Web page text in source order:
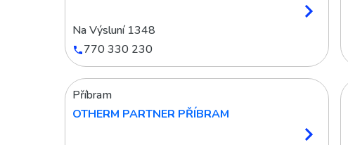
Na Výsluní 1348
770 330 230
Příbram
OTHERM PARTNER PŘÍBRAM